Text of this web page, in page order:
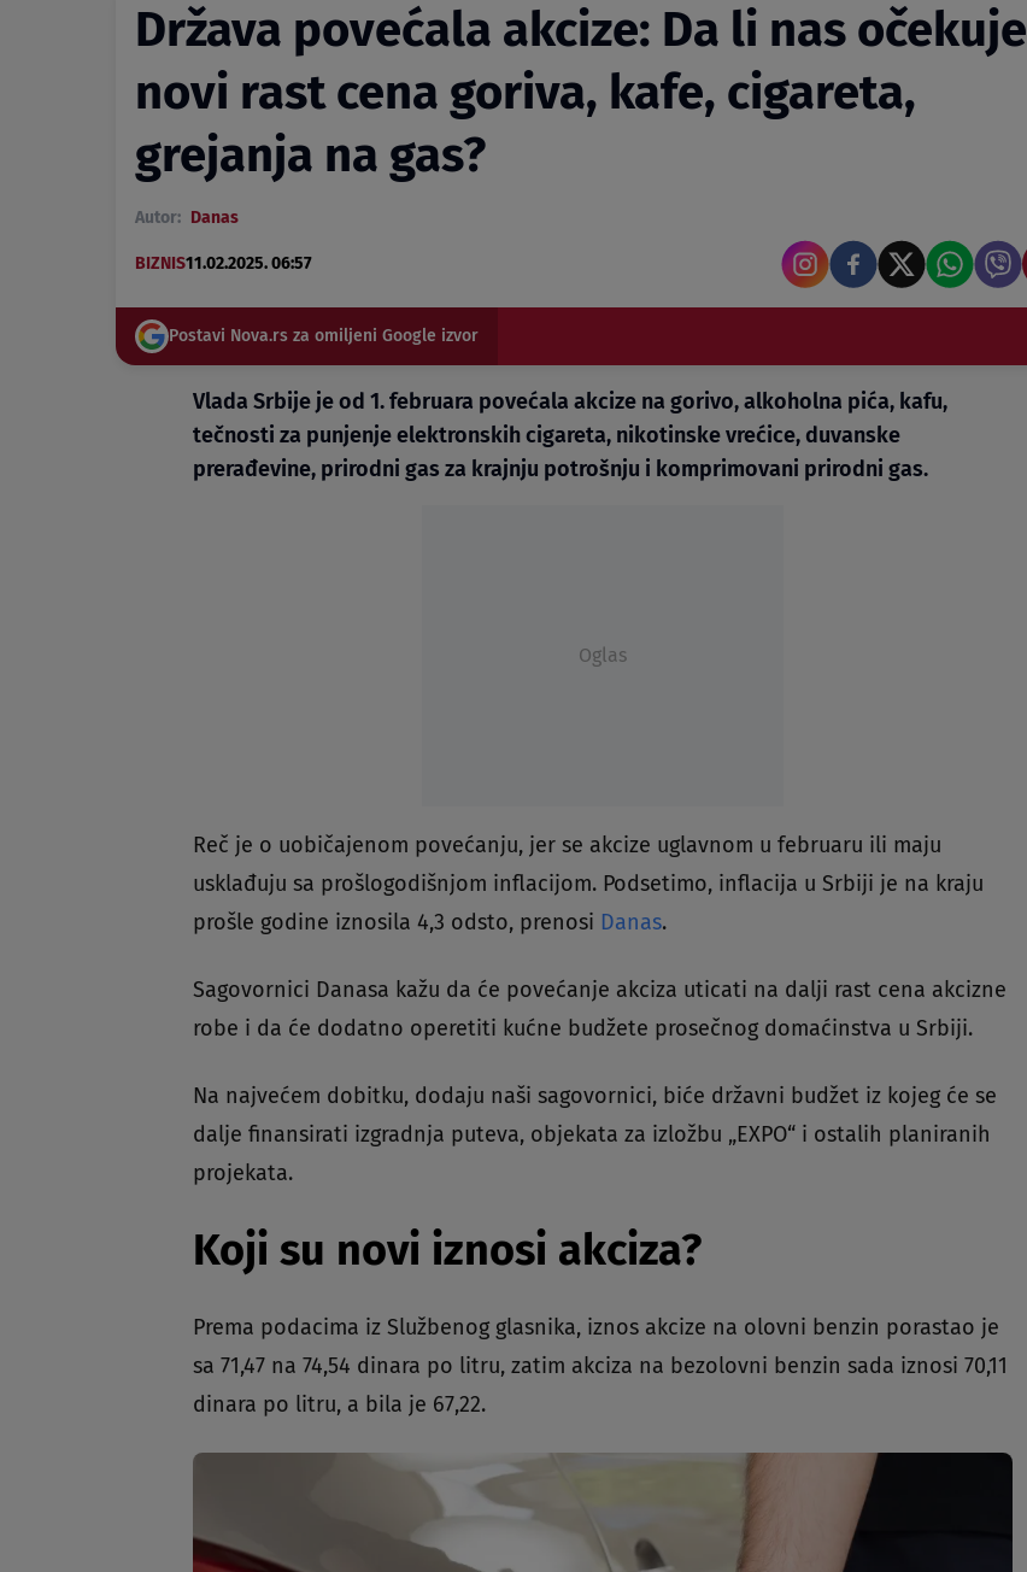
Država povećala akcize: Da li nas očekuje
novi rast cena goriva, kafe, cigareta,
grejanja na gas?
Autor: Danas
BIZNIS11.02.2025. 06:57
Postavi Nova.rs za omiljeni Google izvor
Vlada Srbije je od 1. februara povećala akcize na gorivo, alkoholna pića, kafu,
tečnosti za punjenje elektronskih cigareta, nikotinske vrećice, duvanske
prerađevine, prirodni gas za krajnju potrošnju i komprimovani prirodni gas.
Oglas
Reč je o uobičajenom povećanju, jer se akcize uglavnom u februaru ili maju
usklađuju sa prošlogodišnjom inflacijom. Podsetimo, inflacija u Srbiji je na kraju
prošle godine iznosila 4,3 odsto, prenosi Danas.
Sagovornici Danasa kažu da će povećanje akciza uticati na dalji rast cena akcizne
robe i da će dodatno operetiti kućne budžete prosečnog domaćinstva u Srbiji.
Na najvećem dobitku, dodaju naši sagovornici, biće državni budžet iz kojeg će se
dalje finansirati izgradnja puteva, objekata za izložbu „EXPO“ i ostalih planiranih
projekata.
Koji su novi iznosi akciza?
Prema podacima iz Službenog glasnika, iznos akcize na olovni benzin porastao je
sa 71,47 na 74,54 dinara po litru, zatim akciza na bezolovni benzin sada iznosi 70,11
dinara po litru, a bila je 67,22.